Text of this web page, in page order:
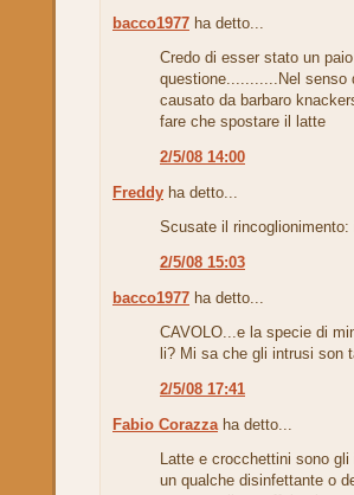
bacco1977 ha detto...
Credo di esser stato un
questione...........Nel senso
causato da barbaro
fare che spostare il latte
2/5/08 14:00
Freddy ha detto...
Scusate il
2/5/08 15:03
bacco1977 ha detto...
CAVOLO...e la specie di
li? Mi sa che gli intrusi son
2/5/08 17:41
Fabio Corazza ha detto...
Latte e crocchettini sono
un qualche disinfettante o